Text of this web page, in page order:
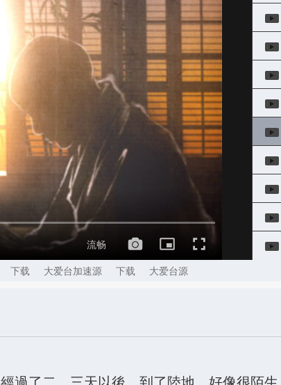
流畅
下载 大爱台加速源 下载 大爱台源